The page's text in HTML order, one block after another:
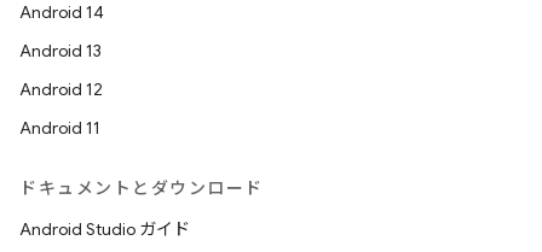
Android 14
Android 13
Android 12
Android 11
ドキュメントとダウンロード
Android Studio ガイド